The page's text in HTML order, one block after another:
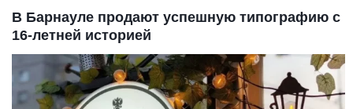
В Барнауле продают успешную типографию с
16-летней историей